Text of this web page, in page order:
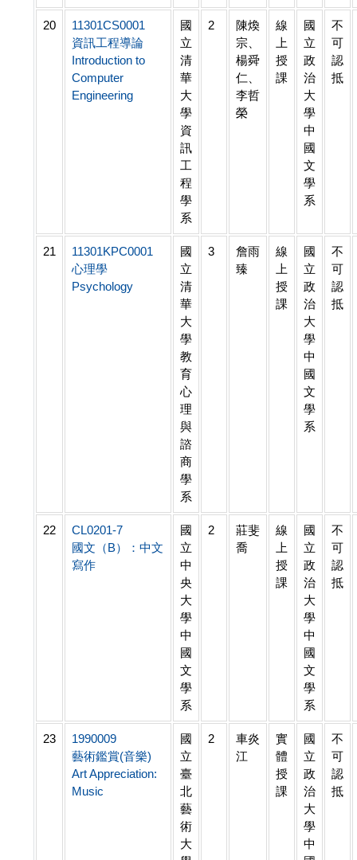
20
11301CS0001
資訊工程導論
Introduction to
Computer
Engineering
國
立
清
華
大
學
資
訊
工
程
學
系
2
陳煥
宗、
楊舜
仁、
李哲
榮
線
上
授
課
國
立
政
治
大
學
中
國
文
學
系
不
可
認
抵
21
11301KPC0001
心理學
Psychology
國
立
清
華
大
學
教
育
心
理
與
諮
商
學
系
3
詹雨
臻
線
上
授
課
國
立
政
治
大
學
中
國
文
學
系
不
可
認
抵
22
CL0201-7
國文（B）：中文
寫作
國
立
中
央
大
學
中
國
文
學
系
2
莊斐
喬
線
上
授
課
國
立
政
治
大
學
中
國
文
學
系
不
可
認
抵
23
1990009
藝術鑑賞(音樂)
Art Appreciation:
Music
國
立
臺
北
藝
術
大
2
車炎
江
實
體
授
課
國
立
政
治
大
學
中
不
可
認
抵